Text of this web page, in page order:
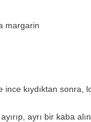
margarin
ince kıydıktan
ayrı bir kaba alın.